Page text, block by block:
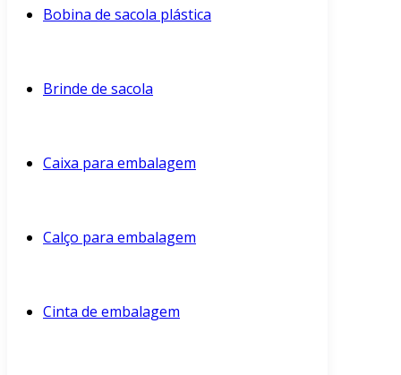
Bobina de sacola plástica
Brinde de sacola
Caixa para embalagem
Calço para embalagem
Cinta de embalagem